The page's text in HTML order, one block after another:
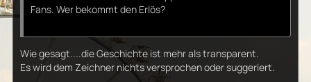
Fans. Wer bekommt den Erlös?
Wie gesagt....die Geschichte ist mehr als transparent.
Es wird dem Zeichner nichts versprochen oder suggeriert.